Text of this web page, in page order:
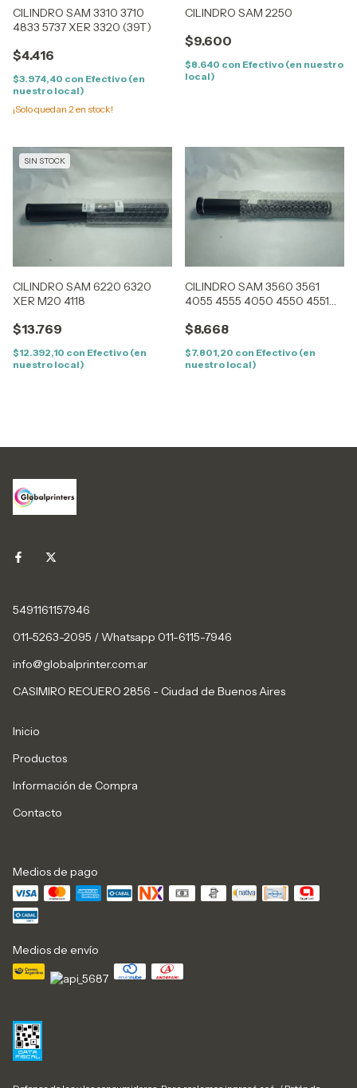
CILINDRO SAM 3310 3710
4833 5737 XER 3320 (39T)
$4.416
$3.974,40 con Efectivo (en
nuestro local)
¡Solo quedan 2en stock!
CILINDRO SAM 2250
$9.600
$8.640 con Efectivo (en nuestro
local)
SIN STOCK
CILINDRO SAM 6220 6320
XER M20 4118
$13.769
$12.392,10 con Efectivo (en
nuestro local)
CILINDRO SAM 3560 3561
4055 4555 4050 4550 4551
$8.668
$7.801,20 con Efectivo (en
nuestro local)
5491161157946
011-5263-2095 / Whatsapp 011-6115-7946
info@globalprinter.com.ar
CASIMIRO RECUERO 2856 - Ciudad de Buenos Aires
Inicio
Productos
Información de Compra
Contacto
Medios de pago
Medios de envío